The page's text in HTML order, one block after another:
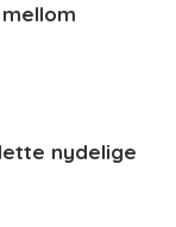
nydelige